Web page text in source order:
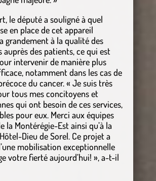
le député a souligné à quel
en place de cet appareil
grandement à la qualité des
auprès des patients, ce qui est
intervenir de manière plus
notamment dans les cas de
du cancer. « Je suis très
tous mes concitoyens et
qui ont besoin de ces services,
pour eux. Merci aux équipes
la Montérégie-Est ainsi qu’à la
Dieu de Sorel. Ce projet a
mobilisation exceptionnelle
votre fierté aujourd’hui! », a-t-il